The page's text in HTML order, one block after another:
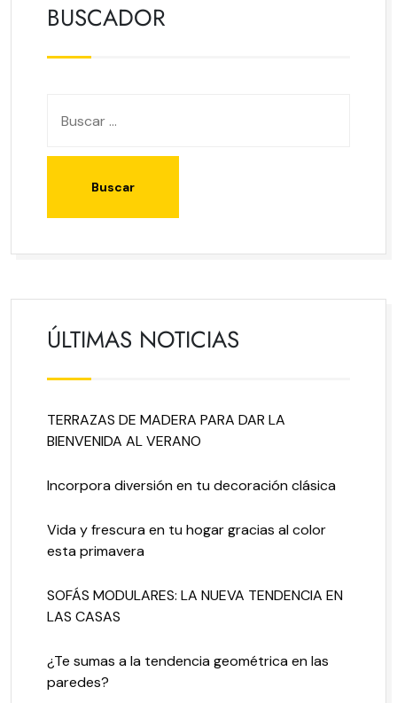
BUSCADOR
ÚLTIMAS NOTICIAS
TERRAZAS DE MADERA PARA DAR LA
BIENVENIDA AL VERANO
Incorpora diversión en tu decoración clásica
Vida y frescura en tu hogar gracias al color
esta primavera
SOFÁS MODULARES: LA NUEVA TENDENCIA EN
LAS CASAS
¿Te sumas a la tendencia geométrica en las
paredes?